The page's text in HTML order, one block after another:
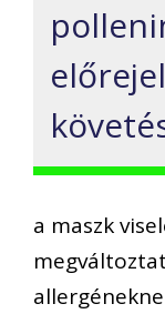
a maszk